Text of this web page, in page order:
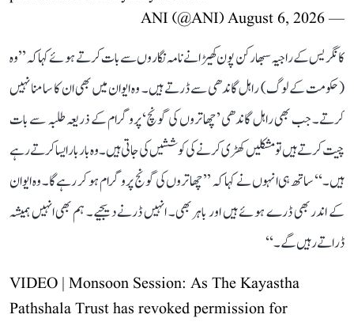
— ANI (@ANI)
August 6, 2026
کانگریس کے راجیہ سبھا رکن پون کھیڑا نے نامہ نگاروں سے بات کرتے ہوئے کہا کہ ’’وہ
(حکومت کے لوگ) راہل گاندھی سے ڈرتے ہیں۔ وہ ایوان میں بھی ان کا سامنا نہیں
کرتے۔ جب بھی راہل گاندھی ’چھاتروں کی گونچ‘ پروگرام کے ذریعہ طلبہ سے بات
چیت کرتے ہیں تو مشکلیں کھڑی کرنے کی کوششیں کی جاتی ہیں۔ وہ بار بار ایسا کرتے رہے
ہیں۔‘‘ ساتھ ہی انہوں نے کہا کہ ’’چھاتروں کی گونج پروگرام ہو کر رہے گا۔ وہ ایوان
کے اندر بھی ڈرے ہوئے ہیں اور باہر بھی۔ انہیں ڈرنے دیجیے۔ ہم بھی انہیں ہمیشہ
ڈراتے رہیں گے۔‘‘
VIDEO | Monsoon Session: As The Kayastha
Pathshala Trust has revoked permission for